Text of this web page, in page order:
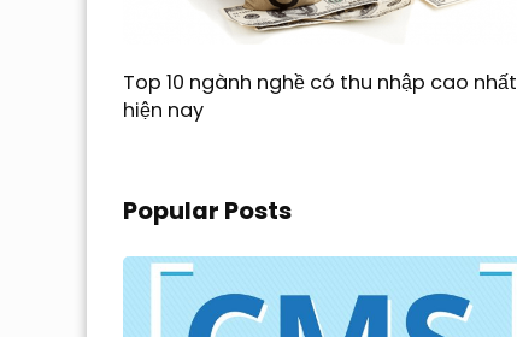
Top 10 ngành nghề có thu nhập cao nhất
hiện nay
Popular Posts